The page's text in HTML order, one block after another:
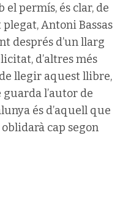
permís, és clar, de
Antoni Bassas
després d’un llarg
d’altres més
llegir aquest llibre,
l’autor de
és d’aquell que
cap segon